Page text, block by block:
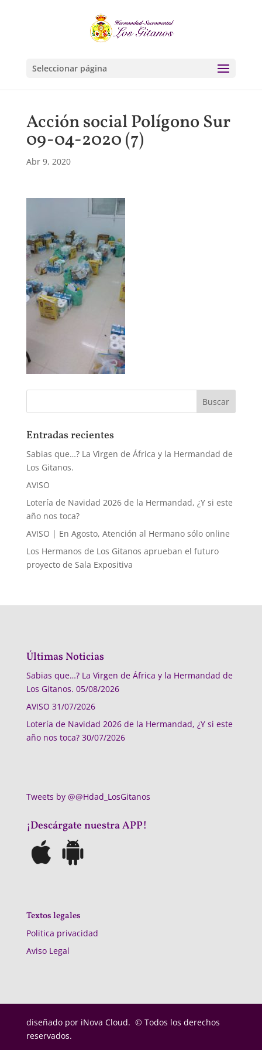
Seleccionar página
Acción social Polígono Sur
09-04-2020 (7)
Abr 9, 2020
Entradas recientes
Sabias que…? La Virgen de África y la Hermandad de
Los Gitanos.
AVISO
Lotería de Navidad 2026 de la Hermandad, ¿Y si este
año nos toca?
AVISO | En Agosto, Atención al Hermano sólo online
Los Hermanos de Los Gitanos aprueban el futuro
proyecto de Sala Expositiva
Últimas Noticias
Sabias que…? La Virgen de África y la Hermandad de
Los Gitanos. 05/08/2026
AVISO 31/07/2026
Lotería de Navidad 2026 de la Hermandad, ¿Y si este
año nos toca? 30/07/2026
Tweets by @@Hdad_LosGitanos
¡Descárgate nuestra APP!
Textos legales
Politica privacidad
Aviso Legal
diseñado por iNova Cloud. © Todos los derechos
reservados.